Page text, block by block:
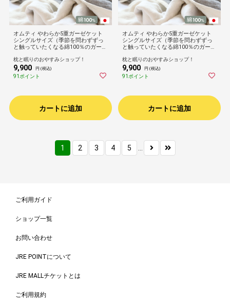
オムティ やわらか5重ガーゼケット
シングルサイズ（季節を問わずずっ
と触っていたくなる綿100％のガーゼ
200cm 日本製 洗える リバーシブル
インテリア おしゃれ 大人 子供 リビ
ング オフィス 寝室 体温 調節 調整 夏
冬 冷房 寝冷え 対策
枕と眠りのおやすみショップ！
9,900 円 (税込)
91ポイント
カートに追加
オムティ やわらか5重ガーゼケット
シングルサイズ（季節を問わずずっ
と触っていたくなる綿100％のガーゼ
200cm 日本製 洗える リバーシブル
インテリア おしゃれ 大人 子供 リビ
ング オフィス 寝室 体温 調節 調整 夏
冬 冷房 寝冷え 対策
枕と眠りのおやすみショップ！
9,900 円 (税込)
91ポイント
カートに追加
1 2 3 4 5
ご利用ガイド
ショップ一覧
お問い合わせ
JRE POINTについて
JRE MALLチケットとは
ご利用規約